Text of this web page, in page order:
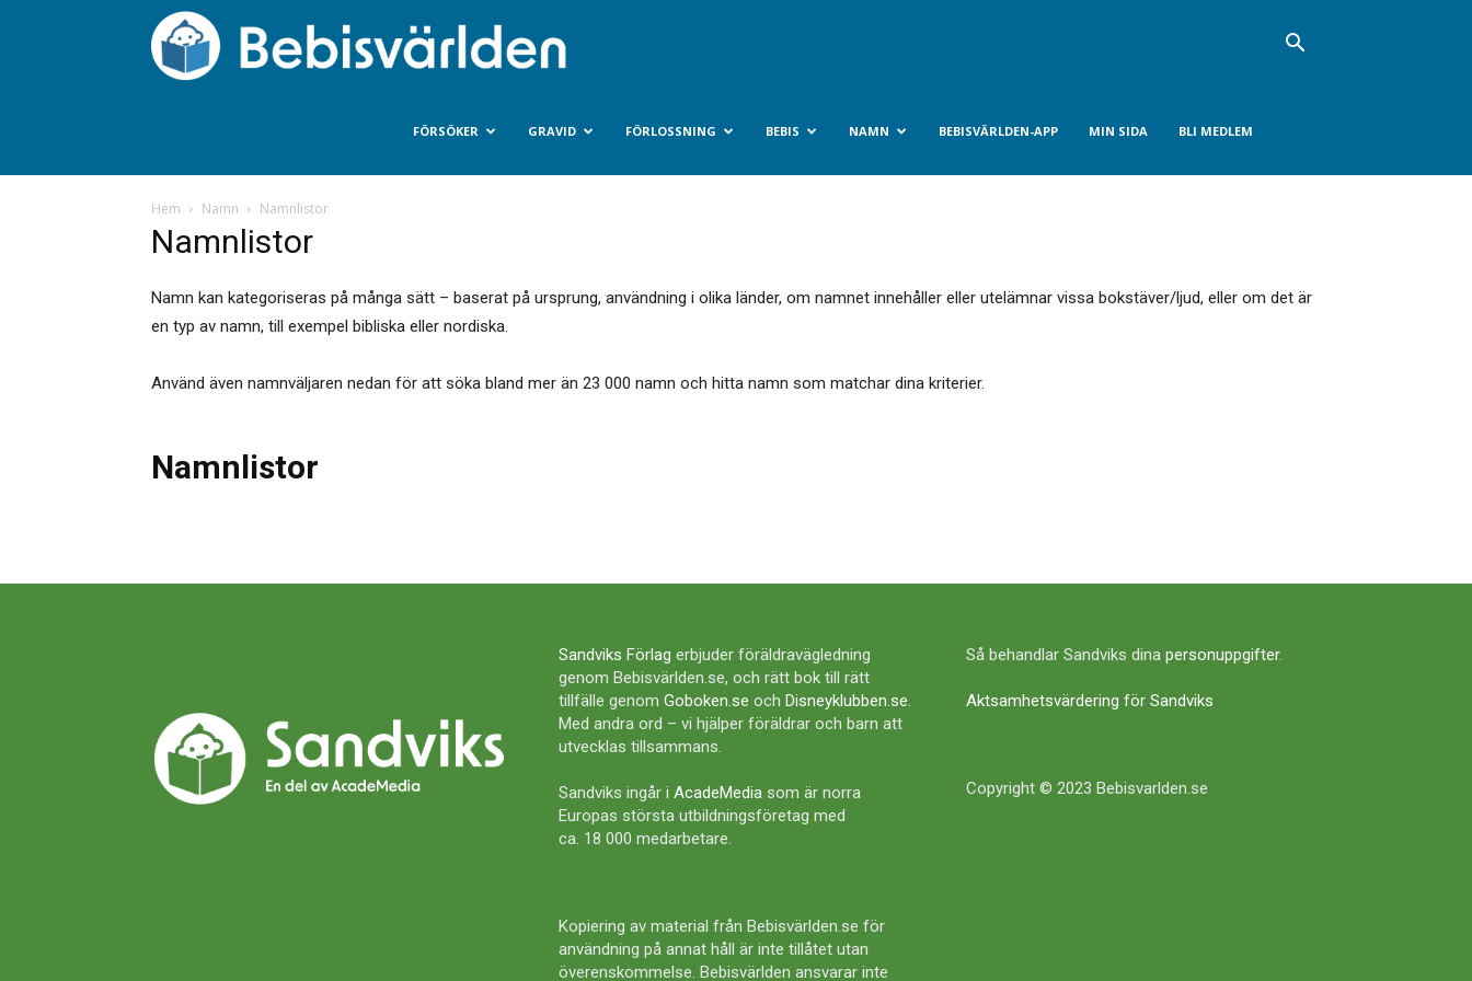
FÖRSÖKER GRAVID FÖRLOSSNING BEBIS NAMN BEBISVÄRLDEN-APP MIN SIDA BLI MEDLEM
Hem Namn Namnlistor
Namnlistor
Namn kan kategoriseras på många sätt – baserat på ursprung, användning i olika länder, om namnet innehåller eller utelämnar vissa bokstäver/ljud, eller om det är
en typ av namn, till exempel bibliska eller nordiska.
Använd även namnväljaren nedan för att söka bland mer än 23 000 namn och hitta namn som matchar dina kriterier.
Namnlistor
Sandviks Förlag erbjuder föräldravägledning
genom Bebisvärlden.se, och rätt bok till rätt
tillfälle genom Goboken.se och Disneyklubben.se.
Med andra ord – vi hjälper föräldrar och barn att
utvecklas tillsammans.
Sandviks ingår i AcadeMedia som är norra
Europas största utbildningsföretag med
ca. 18 000 medarbetare.
Kopiering av material från Bebisvärlden.se för
användning på annat håll är inte tillåtet utan
överenskommelse. Bebisvärlden ansvarar inte
Så behandlar Sandviks dina personuppgifter.
Aktsamhetsvärdering för Sandviks
Copyright © 2023 Bebisvarlden.se